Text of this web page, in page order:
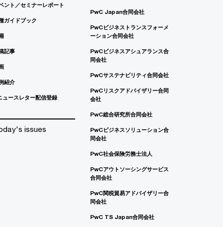
ント／セミナーレポート
ガイドブック
記事
紹介
ュースレター配信登録
issues
PwC Japan合同会社
PwCビジネストランスフォーメ
ーション合同会社
PwCビジネスアシュアランス合
同会社
PwCサステナビリティ合同会社
PwCリスクアドバイザリー合同
会社
PwC総合研究所合同会社
PwCビジネスソリューション合
同会社
PwC社会保険労務士法人
PwCアウトソーシングサービス
合同会社
PwC関税貿易アドバイザリー合
同会社
PwC TS Japan合同会社